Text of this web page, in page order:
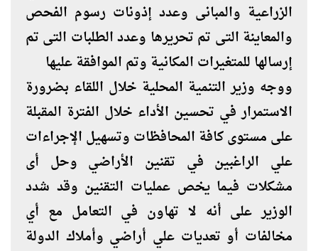
الزراعية والمبانى وعدد إذونات رسوم الفحص
والمعاينة التى تم تحريرها وعدد الطلبات التى تم
إرسالها للمتغيرات المكانية وتم الموافقة عليها
ووجه وزير التنمية المحلية خلال اللقاء بضرورة
الاستمرار في تحسين الأداء خلال الفترة المقبلة
على مستوى كافة المحافظات وتسهيل الإجراءات
علي الراغبين في تقنين الأراضي وحل أى
مشكلات فيما يخص عمليات التقنين وقد شدد
الوزير على أنه لا تهاون في التعامل مع أي
مخالفات أو تعديات علي أراضي وأملاك الدولة